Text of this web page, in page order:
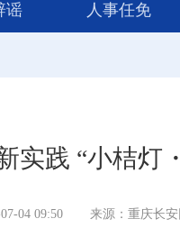
谣 人事任免
实践 “小桔灯
04 09:50 来源：重庆长安